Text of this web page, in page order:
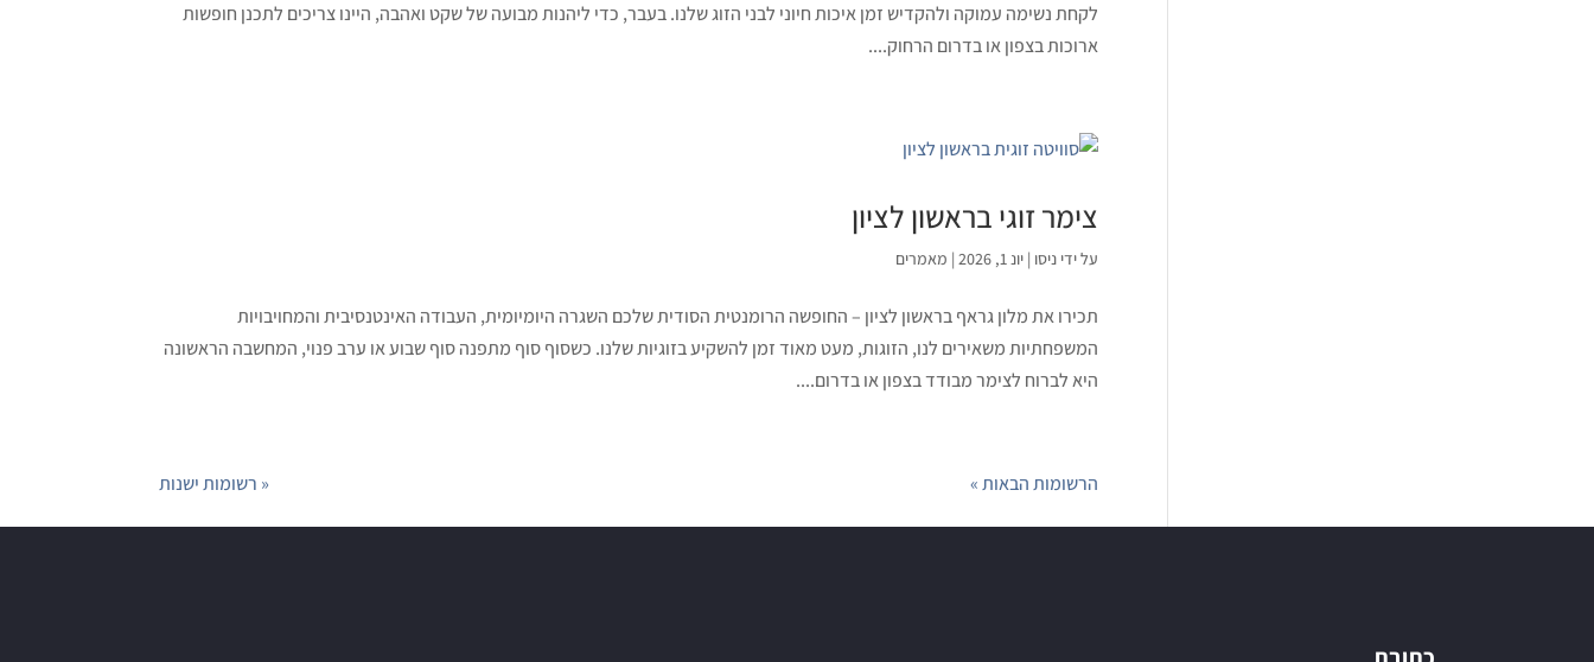
לקחת נשימה עמוקה ולהקדיש זמן איכות חיוני לבני הזוג שלנו. בעבר, כדי ליהנות מבועה של שקט ואהבה, היינו צריכים לתכנן חופשות
ארוכות בצפון או בדרום הרחוק....
צימר זוגי בראשון לציון
על ידי ניסו | יונ 1, 2026 | מאמרים
תכירו את מלון גראף בראשון לציון – החופשה הרומנטית הסודית שלכם השגרה היומיומית, העבודה האינטנסיבית והמחויבויות
המשפחתיות משאירים לנו, הזוגות, מעט מאוד זמן להשקיע בזוגיות שלנו. כשסוף סוף מתפנה סוף שבוע או ערב פנוי, המחשבה הראשונה
היא לברוח לצימר מבודד בצפון או בדרום....
« רשומות ישנות הרשומות הבאות »